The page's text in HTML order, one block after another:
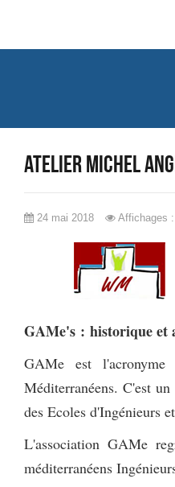
Atelier Michel
24 mai 2018 Affichages
GAMe's : historique et
GAMe est l'acronyme
Méditerranéens. C'est
des Ecoles d'Ingénieurs
L'association GAMe
méditerranéens